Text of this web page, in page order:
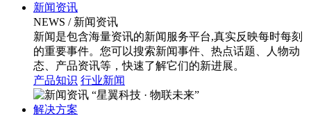
新闻资讯
NEWS / 新闻资讯
新闻是包含海量资讯的新闻服务平台,真实反映每时每刻
的重要事件。您可以搜索新闻事件、热点话题、人物动
态、产品资讯等，快速了解它们的新进展。
产品知识 行业新闻
“星翼科技 · 物联未来”
解决方案